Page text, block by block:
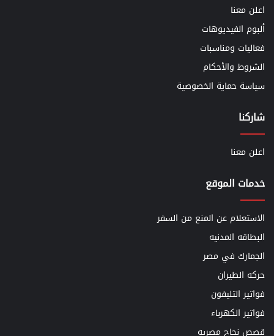
اعلن معنا
ألبوم الفيديوهات
فعاليات ومناسبات
الشروط والأحكام
سياسة حماية الخصوصية
شاركنا
اعلن معنا
خدمات الموقع
الاستعلام عن المنع من السفر
البطاقه المدنيه
الجمارك في مصر
حركه الطيران
فواتير التليفون
فواتير الكهرباء
قصص نجاح مصريه